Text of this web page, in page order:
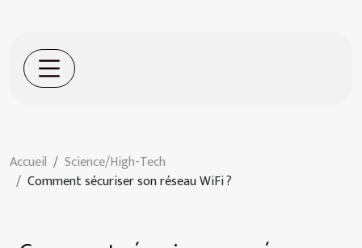
Accueil
Science/High-Tech
Comment sécuriser son réseau WiFi ?